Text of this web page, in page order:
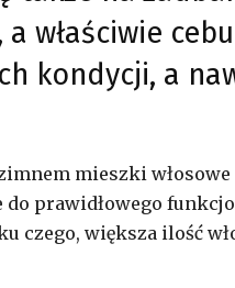
a właściwie
kondycji, a
mieszki
prawidłowego
większa ilość